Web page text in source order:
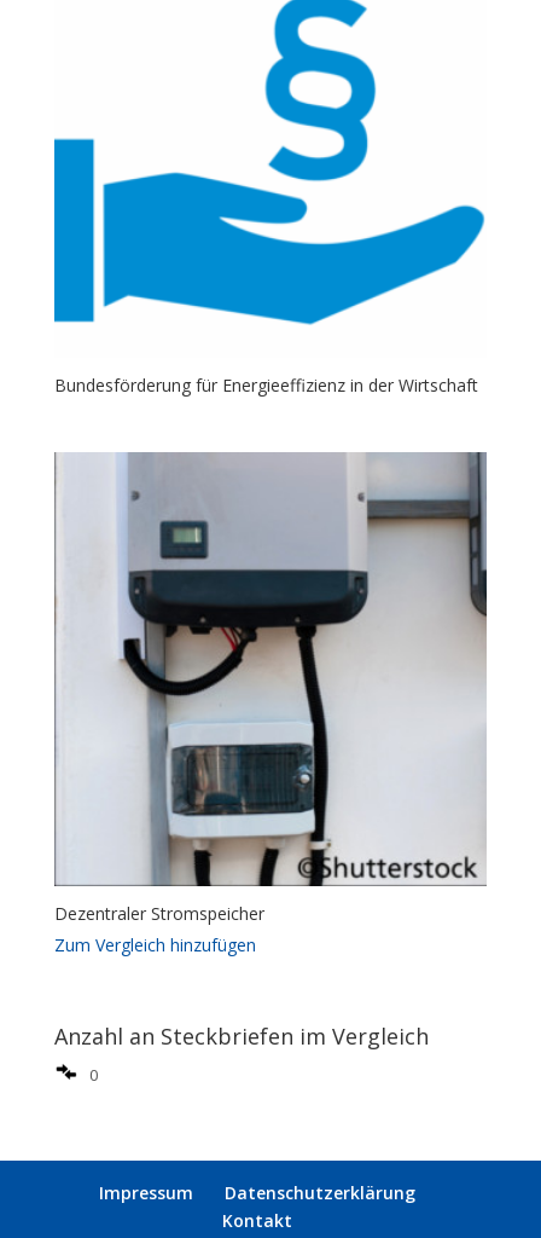
Bundesförderung für Energieeffizienz in der Wirtschaft
Dezentraler Stromspeicher
Zum Vergleich hinzufügen
Anzahl an Steckbriefen im Vergleich
0
Impressum
Datenschutzerklärung
Kontakt